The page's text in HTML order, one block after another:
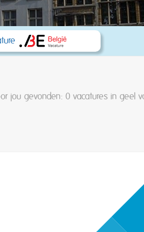
jou gevonden: 0 vacatures in geel